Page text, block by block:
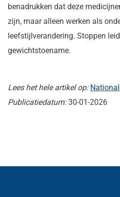
benadrukken dat deze
zijn, maar alleen werken als
leefstijlverandering. Stoppen
gewichtstoename.
Lees het hele artikel op:
Publicatiedatum:30-01-2026